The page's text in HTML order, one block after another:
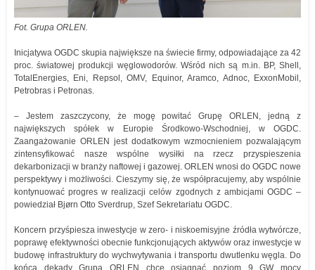
Fot. Grupa ORLEN.
Inicjatywa OGDC skupia największe na świecie firmy, odpowiadające za 42
proc. światowej produkcji węglowodorów. Wśród nich są m.in. BP, Shell,
TotalEnergies, Eni, Repsol, OMV, Equinor, Aramco, Adnoc, ExxonMobil,
Petrobras i Petronas.
– Jestem zaszczycony, że mogę powitać Grupę ORLEN, jedną z
największych spółek w Europie Środkowo-Wschodniej, w OGDC.
Zaangażowanie ORLEN jest dodatkowym wzmocnieniem pozwalającym
zintensyfikować nasze wspólne wysiłki na rzecz przyspieszenia
dekarbonizacji w branży naftowej i gazowej. ORLEN wnosi do OGDC nowe
perspektywy i możliwości. Cieszymy się, że współpracujemy, aby wspólnie
kontynuować progres w realizacji celów zgodnych z ambicjami OGDC –
powiedział Bjørn Otto Sverdrup, Szef Sekretariatu OGDC.
Koncern przyśpiesza inwestycje w zero- i niskoemisyjne źródła wytwórcze,
poprawę efektywności obecnie funkcjonujących aktywów oraz inwestycje w
budowę infrastruktury do wychwytywania i transportu dwutlenku węgla. Do
końca dekady Grupa ORLEN chce osiągnąć poziom 9 GW mocy